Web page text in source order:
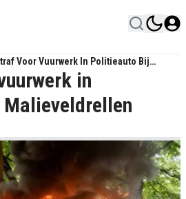
Voor Vuurwerk In Politieauto Bij
in